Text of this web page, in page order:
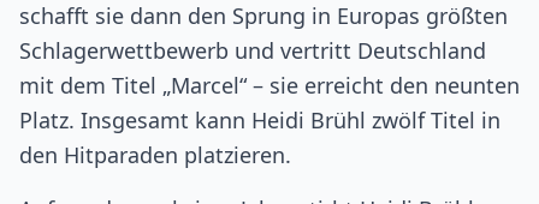
schafft sie dann den Sprung in Europas größten
Schlagerwettbewerb und vertritt Deutschland
mit dem Titel „Marcel“ – sie erreicht den neunten
Platz. Insgesamt kann Heidi Brühl zwölf Titel in
den Hitparaden platzieren.